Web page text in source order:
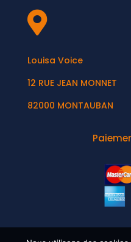

Louisa Voice
12 RUE JEAN MONNET
82000 MONTAUBAN